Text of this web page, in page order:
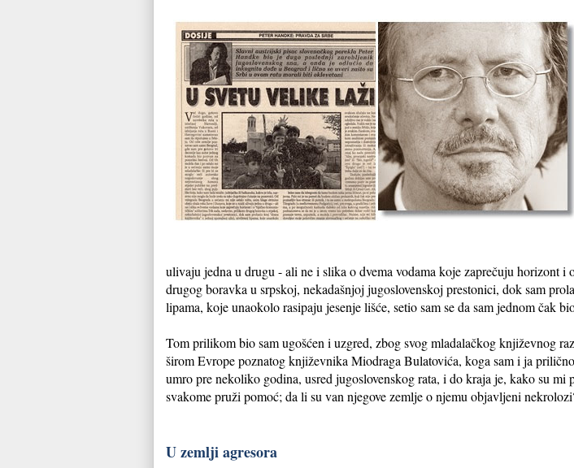
ulivaju jedna u drugu - ali ne i slika o dvema vodama koje zaprečuju
drugog boravka u srpskoj, nekadašnjoj jugoslovenskoj prestonici, dok sam
lipama, koje unaokolo rasipaju jesenje lišće, setio sam se da sam jednom čak
Tom prilikom bio sam ugošćen i uzgred, zbog svog mladalačkog književnog
širom Evrope poznatog književnika Miodraga Bulatovića, koga sam i ja
umro pre nekoliko godina, usred jugoslovenskog rata, i do kraja je, kako su
svakome pruži pomoć; da li su van njegove zemlje o njemu objavljeni
U zemlji agresora